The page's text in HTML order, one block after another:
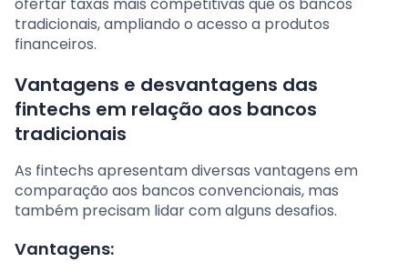
tradicionais, ampliando o acesso a produtos
financeiros.
Vantagens e desvantagens das
fintechs em relação aos bancos
tradicionais
As fintechs apresentam diversas vantagens em
comparação aos bancos convencionais, mas
também precisam lidar com alguns desafios.
Vantagens: